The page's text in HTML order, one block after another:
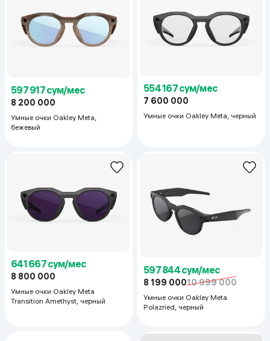
597 917 сум/мес
8 200 000
Умные очки Oakley Meta,
бежевый
554 167 сум/мес
7 600 000
Умные очки Oakley Meta, черный
641 667 сум/мес
8 800 000
Умные очки Oakley Meta
Transition Amethyst, черный
597 844 сум/мес
8 199 00010 999 000
Умные очки Oakley Meta
Polazried, черный